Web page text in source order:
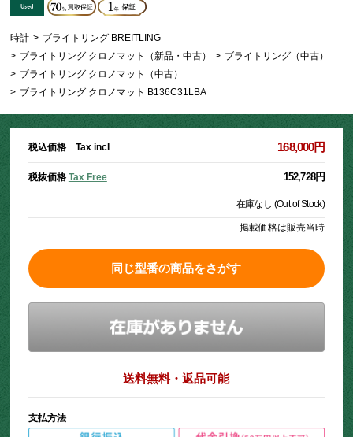
時計 > ブライトリング BREITLING
> ブライトリング クロノマット（新品・中古） > ブライトリング（中古）
> ブライトリング クロノマット（中古）
> ブライトリング クロノマット B136C31LBA
税込価格 Tax incl 168,000円
税抜価格 Tax Free 152,728円
在庫なし (Out of Stock)
掲載価格は販売当時
同じ型番の商品をさがす
送料無料・返品可能
支払方法